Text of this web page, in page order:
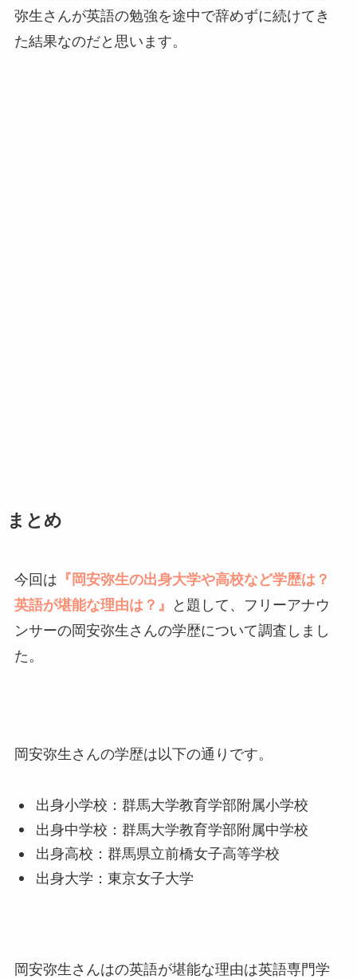
弥生さんが英語の勉強を途中で辞めずに続けてき
た結果なのだと思います。
まとめ
今回は 『岡安弥生の出身大学や高校など学歴は？
英語が堪能な理由は？』
と題して、フリーアナウ
ンサーの岡安弥生さんの学歴について調査しまし
た。
岡安弥生さんの学歴は以下の通りです。
出身小学校：群馬大学教育学部附属小学校
出身中学校：群馬大学教育学部附属中学校
出身高校：群馬県立前橋女子高等学校
出身大学：東京女子大学
岡安弥生さんはの英語が堪能な理由は英語専門学